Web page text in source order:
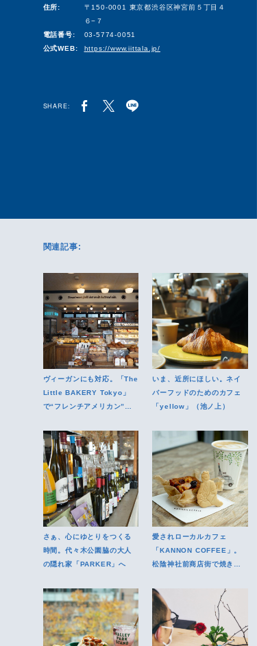
住所:
〒150-0001 東京都渋谷区神宮前５丁目４
６−７
電話番号:
03-5774-0051
公式WEB:
https://www.iittala.jp/
SHARE:
関連記事:
ヴィーガンにも対応。「The
Little BAKERY Tokyo」
で“フレンチアメリカン”を
いま、近所にほしい。ネイ
バーフッドのためのカフェ
「yellow」（池ノ上）
さぁ、心にゆとりをつくる
時間。代々木公園脇の大人
の隠れ家「PARKER」へ
愛されローカルカフェ
「KANNON COFFEE」。
松陰神社前商店街で焼き菓